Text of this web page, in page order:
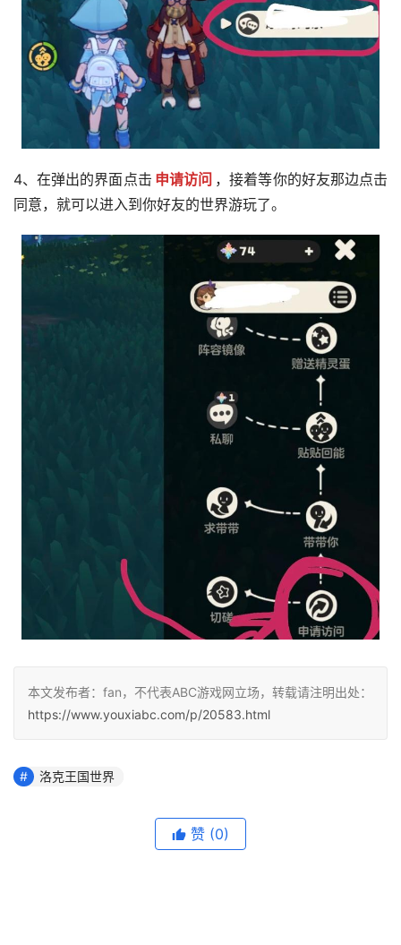
4、在弹出的界面点击 申请访问 ，接着等你的好友那边点击
同意，就可以进入到你好友的世界游玩了。
本文发布者：fan，不代表ABC游戏网立场，转载请注明出处：
https://www.youxiabc.com/p/20583.html
洛克王国世界
赞 (0)